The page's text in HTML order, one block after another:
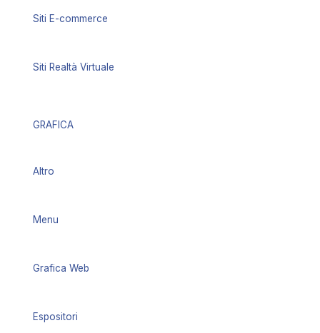
Siti E-commerce
Siti Realtà Virtuale
GRAFICA
Altro
Menu
Grafica Web
Espositori